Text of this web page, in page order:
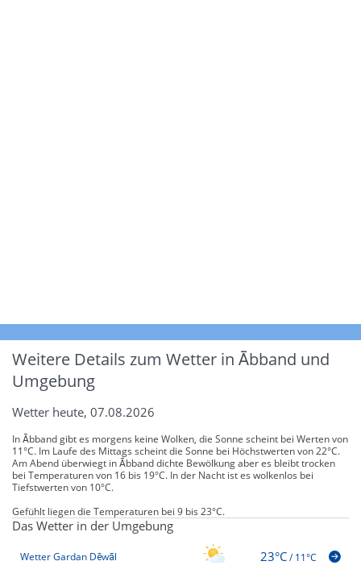
Weitere Details zum Wetter in Ābband und
Umgebung
Wetter heute, 07.08.2026
In Ābband gibt es morgens keine Wolken, die Sonne scheint bei Werten von
11°C. Im Laufe des Mittags scheint die Sonne bei Höchstwerten von 22°C.
Am Abend überwiegt in Ābband dichte Bewölkung aber es bleibt trocken
bei Temperaturen von 16 bis 19°C. In der Nacht ist es wolkenlos bei
Tiefstwerten von 10°C.
Gefühlt liegen die Temperaturen bei 9 bis 23°C.
Das Wetter in der Umgebung
Wetter Gardan Dēwāl 23°C/11°C